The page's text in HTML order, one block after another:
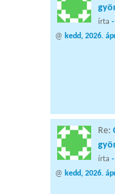
írta
@ kedd, 2026.
Re:
írta
@ kedd, 2026.